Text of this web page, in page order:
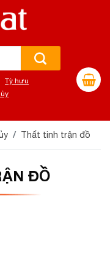
Tỳ hưu
Thất tinh trận đồ
ĐỒ